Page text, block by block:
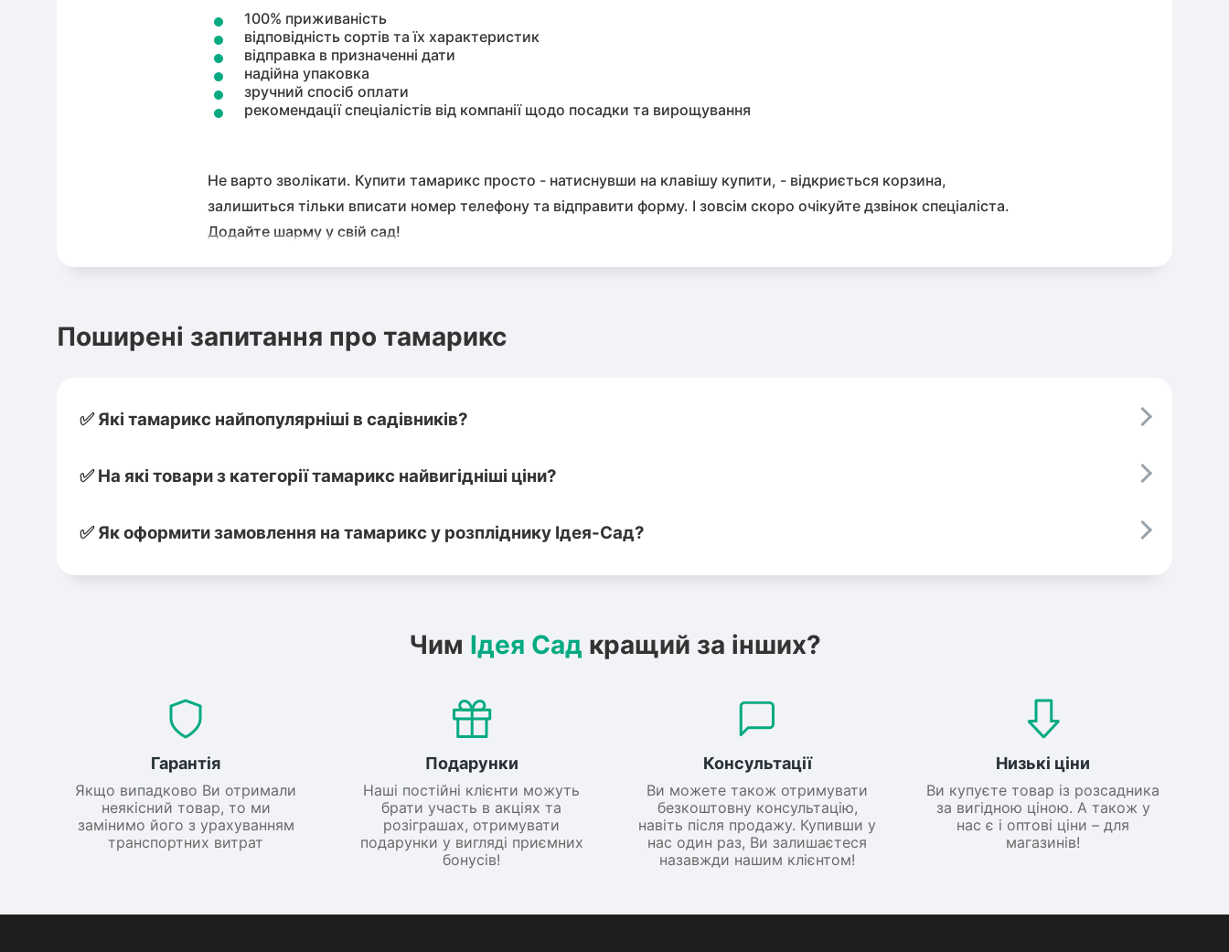
100% приживаність
відповідність сортів та їх характеристик
відправка в призначенні дати
надійна упаковка
зручний спосіб оплати
рекомендації спеціалістів від компанії щодо посадки та вирощування
Не варто зволікати. Купити тамарикс просто - натиснувши на клавішу купити, - відкриється корзина,
залишиться тільки вписати номер телефону та відправити форму. І зовсім скоро очікуйте дзвінок спеціаліста.
Додайте шарму у свій сад!
Поширені запитання про тамарикс
✅ Які тамарикс найпопулярніші в садівників?
✅ На які товари з категорії тамарикс найвигідніші ціни?
✅ Як оформити замовлення на тамарикс у розпліднику Ідея-Сад?
Чим Ідея Сад кращий за інших?
Гарантія
Якщо випадково Ви отримали
неякісний товар, то ми
замінимо його з урахуванням
транспортних витрат
Подарунки
Наші постійні клієнти можуть
брати участь в акціях та
розіграшах, отримувати
подарунки у вигляді приємних
бонусів!
Консультації
Ви можете також отримувати
безкоштовну консультацію,
навіть після продажу. Купивши у
нас один раз, Ви залишаєтеся
назавжди нашим клієнтом!
Низькі ціни
Ви купуєте товар із розсадника
за вигідною ціною. А також у
нас є і оптові ціни – для
магазинів!